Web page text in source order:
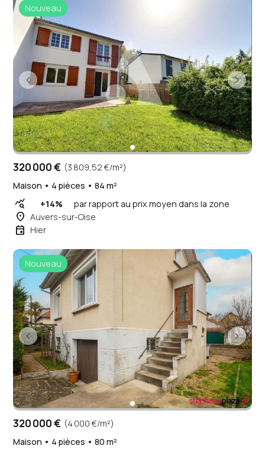
Nouveau
320 000 € (3 809,52 €/m²)
Maison • 4 pièces • 84 m²
query_stats +14% par rapport au prix moyen dans la zone
place Auvers-sur-Oise
event Hier
Nouveau
320 000 € (4 000 €/m²)
Maison • 4 pièces • 80 m²